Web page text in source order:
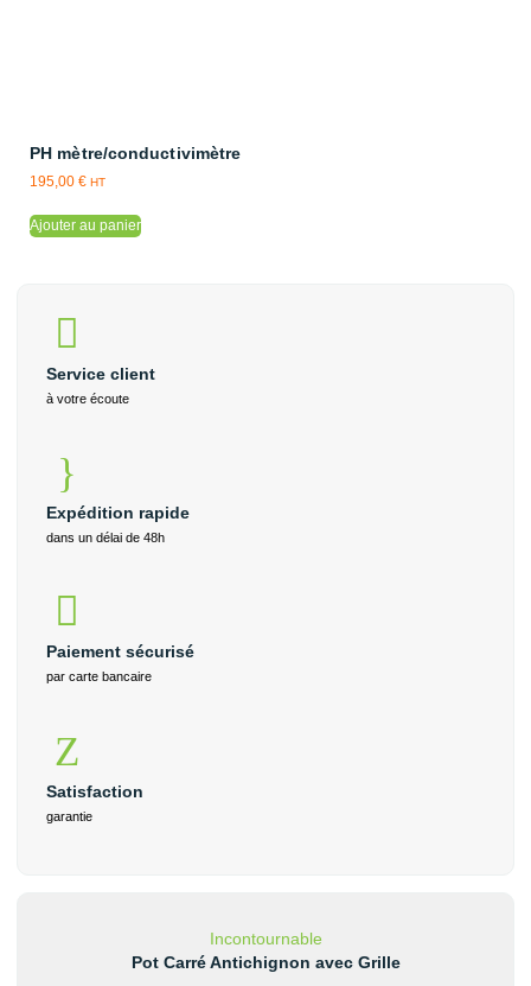
Service client
à votre écoute
Expédition rapide
dans un délai de 48h
Paiement sécurisé
par carte bancaire
Satisfaction
garantie
Incontournable
Pot Carré Antichignon avec Grille
PH mètre/conductivimètre
195,00 € HT
Ajouter au panier